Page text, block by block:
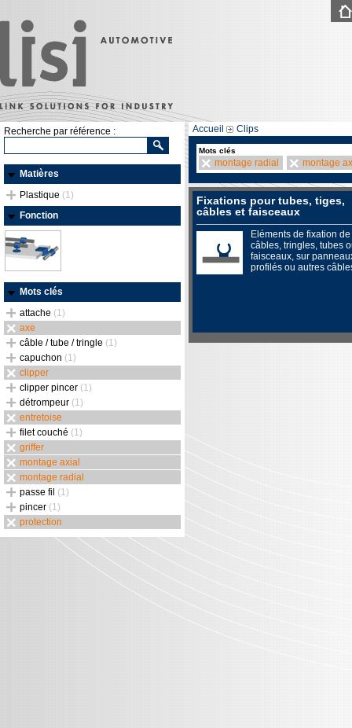
Recherche par référence :
Matières
Plastique (1)
Fonction
Mots clés
attache (1)
axe
câble / tube / tringle (1)
capuchon (1)
clipper
clipper pincer (1)
détrompeur (1)
entretoise
filet couché (1)
griffer
montage axial
montage radial
passe fil (1)
pincer (1)
protection
Accueil Clips
Mots clés
montage radial montage
Fixations pour tubes, tiges,
câbles et faisceaux
Eléments de fixation de
câbles, tringles, tubes
faisceaux, sur
profilés ou autres